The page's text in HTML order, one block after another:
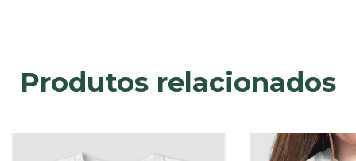
Produtos relacionados